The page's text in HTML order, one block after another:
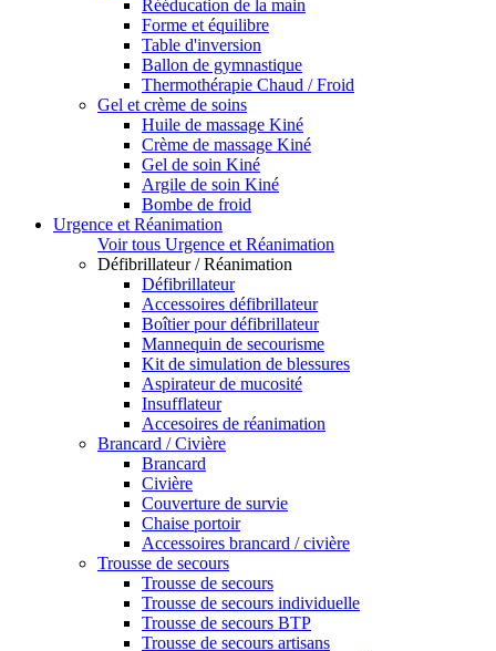
Rééducation de la main
Forme et équilibre
Table d'inversion
Ballon de gymnastique
Thermothérapie Chaud / Froid
Gel et crème de soins
Huile de massage Kiné
Crème de massage Kiné
Gel de soin Kiné
Argile de soin Kiné
Bombe de froid
Urgence et Réanimation
Voir tous Urgence et Réanimation
Défibrillateur / Réanimation
Défibrillateur
Accessoires défibrillateur
Boîtier pour défibrillateur
Mannequin de secourisme
Kit de simulation de blessures
Aspirateur de mucosité
Insufflateur
Accesoires de réanimation
Brancard / Civière
Brancard
Civière
Couverture de survie
Chaise portoir
Accessoires brancard / civière
Trousse de secours
Trousse de secours
Trousse de secours individuelle
Trousse de secours BTP
Trousse de secours artisans